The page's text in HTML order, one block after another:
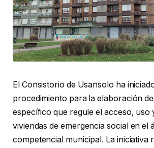
El Consistorio de Usansolo ha
procedimiento para la elaboración
específico que regule el acceso, uso
viviendas de emergencia social en el
competencial municipal. La iniciativa